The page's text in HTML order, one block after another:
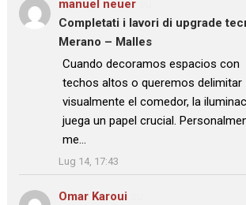
manuel neuer
Completati i lavori di upgrade
Merano – Malles
: “
Cuando decoramos espacios con
techos altos o queremos delimitar
visualmente el comedor, la
juega un papel crucial.
me…
”
Lug 14, 17:43
Omar Karoui